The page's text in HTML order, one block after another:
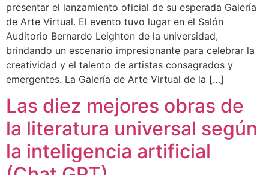
presentar el lanzamiento oficial de su esperada Galería
de Arte Virtual. El evento tuvo lugar en el Salón
Auditorio Bernardo Leighton de la universidad,
brindando un escenario impresionante para celebrar la
creatividad y el talento de artistas consagrados y
emergentes. La Galería de Arte Virtual de la […]
Las diez mejores obras de
la literatura universal según
la inteligencia artificial